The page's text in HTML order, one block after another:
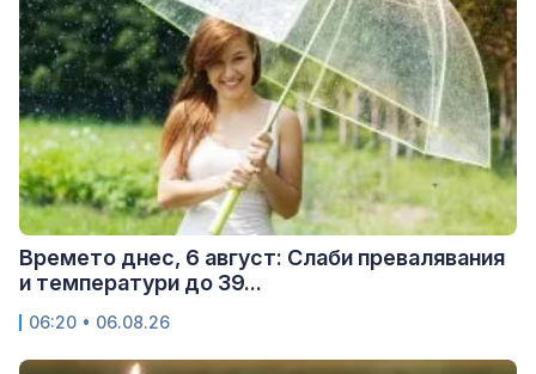
Времето днес, 6 август: Слаби превалявания
и температури до 39...
06:20 • 06.08.26